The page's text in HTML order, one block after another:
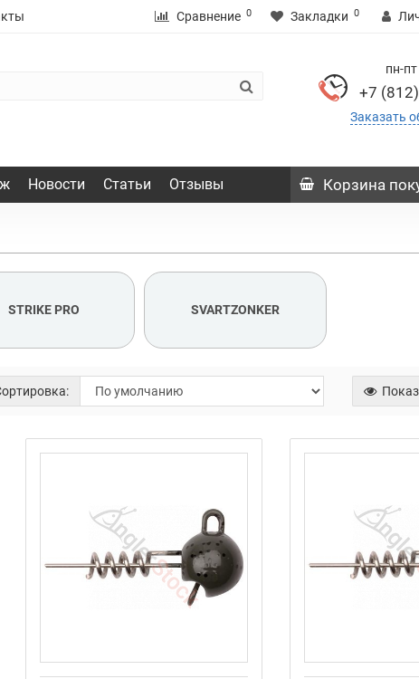
Сравнение 0 Закладки 0
пн-
+7 (812)
Заказать
Новости Статьи Отзывы Корзина
STRIKE PRO SVARTZONKER